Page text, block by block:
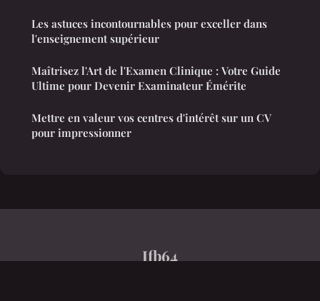
Les astuces incontournables pour exceller dans
l'enseignement supérieur
Maîtrisez l'Art de l'Examen Clinique : Votre Guide
Ultime pour Devenir Examinateur Émérite
Mettre en valeur vos centres d'intérêt sur un CV
pour impressionner
Ifb64